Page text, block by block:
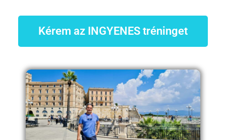
Kérem az INGYENES tréninget